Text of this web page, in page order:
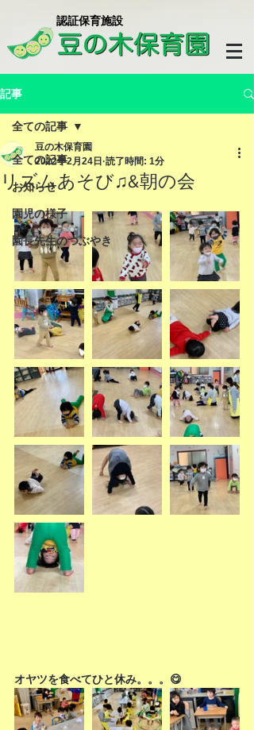
​認証保育施設
記事
全ての記事
お知らせ
園児の様子
園長先生のつぶやき
全ての記事
リズムあそび♫&朝の会
豆の木保育園
2022年2月24日 読了時間: 1分
オヤツを食べてひと休み。。。😋